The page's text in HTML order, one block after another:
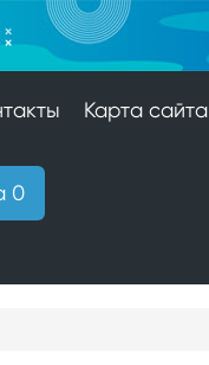
Карта сайта
0